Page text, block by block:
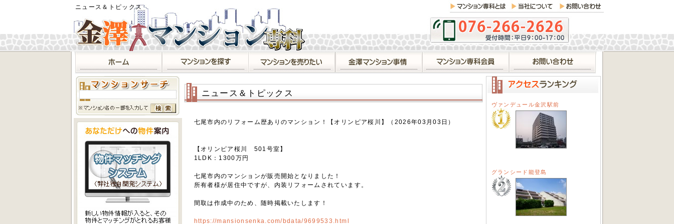
ニュース＆トピックス
ニュース＆トピックス
七尾市内のリフォーム歴ありのマンション！【オリンピア桜川】（2026年03月03日）
【オリンピア桜川 501号室】
1LDK：1300万円
七尾市内のマンションが販売開始となりました！
所有者様が居住中ですが、内装リフォームされています。
間取は作成中のため、随時掲載いたします！
https://mansionsenka.com/bdata/9699533.html
ヴァンデュール金沢駅前
グランシード能登島